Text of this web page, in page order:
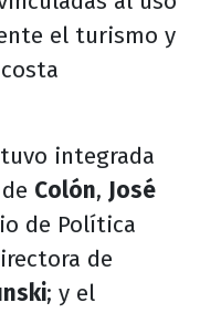
el turismo y
integrada
Colón, José
de Política
de
; y el